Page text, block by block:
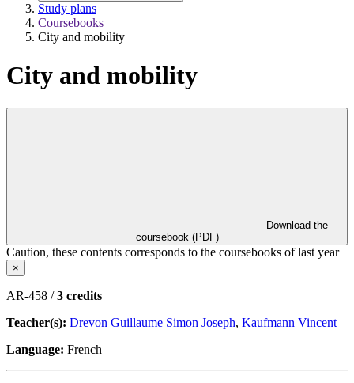
Study plans
Coursebooks
City and mobility
City and mobility
coursebook (PDF)
Caution, these contents corresponds to the coursebooks of last year
×
AR-458 /3 credits
Teacher(s): Drevon Guillaume Simon Joseph, Kaufmann Vincent
Language: French